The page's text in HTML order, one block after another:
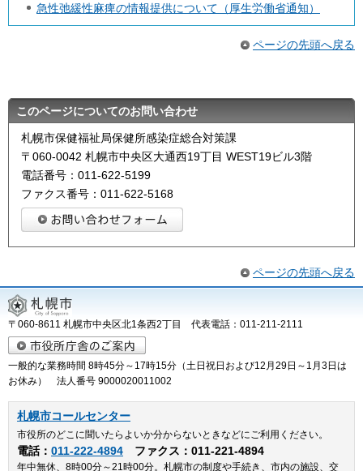
急性弛緩性麻痺の情報提供について（厚生労働省通知）
ページの先頭へ戻る
このページについてのお問い合わせ
札幌市保健福祉局保健所感染症総合対策課
〒060-0042 札幌市中央区大通西19丁目 WEST19ビル3階
電話番号：011-622-5199
ファクス番号：011-622-5168
ページの先頭へ戻る
〒060-8611 札幌市中央区北1条西2丁目 代表電話：011-211-2111
一般的な業務時間 8時45分～17時15分（土日祝日および12月29日～1月3日は
お休み） 法人番号 9000020011002
札幌市コールセンター
市役所のどこに聞いたらよいか分からないときなどにご利用ください。
電話： 011-222-4894 ファクス：011-221-4894
年中無休、8時00分～21時00分。札幌市の制度や手続き、市内の施設、交